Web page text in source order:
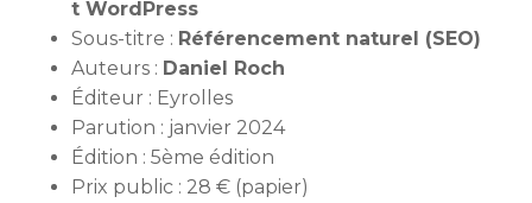
t WordPress
Sous-titre : Référencement naturel (SEO)
Auteurs : Daniel Roch
Éditeur : Eyrolles
Parution : janvier 2024
Édition : 5ème édition
Prix public : 28 € (papier)